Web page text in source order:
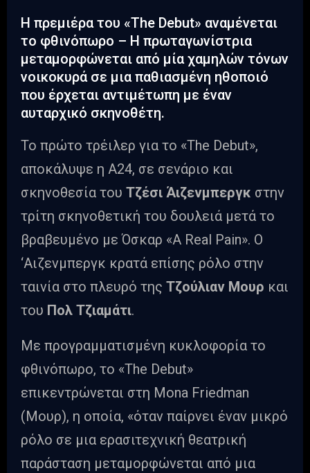
Η πρεμιέρα του «The Debut» αναμένεται
το φθινόπωρο – Η πρωταγωνίστρια
μεταμορφώνεται από μία χαμηλών τόνων
νοικοκυρά σε μια παθιασμένη ηθοποιό
που έρχεται αντιμέτωπη με έναν
αυταρχικό σκηνοθέτη.
Το πρώτο τρέιλερ για το «The Debut»,
αποκάλυψε η A24, σε σενάριο και
σκηνοθεσία του Τζέσι Άιζενμπεργκ στην
τρίτη σκηνοθετική του δουλειά μετά το
βραβευμένο με Όσκαρ «A Real Pain». Ο
‘Αιζενμπεργκ κρατά επίσης ρόλο στην
ταινία στο πλευρό της Τζούλιαν Μουρ και
του Πολ Τζιαμάτι.
Με προγραμματισμένη κυκλοφορία το
φθινόπωρο, το «The Debut»
επικεντρώνεται στη Mona Friedman
(Μουρ), η οποία, «όταν παίρνει έναν μικρό
ρόλο σε μια ερασιτεχνική θεατρική
παράσταση μεταμορφώνεται από μια